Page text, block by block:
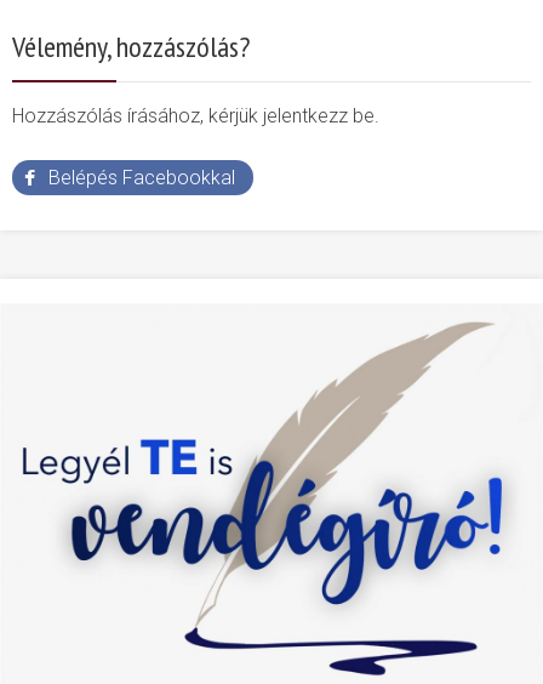
Vélemény, hozzászólás?
Hozzászólás írásához, kérjük jelentkezz be.
Belépés Facebookkal